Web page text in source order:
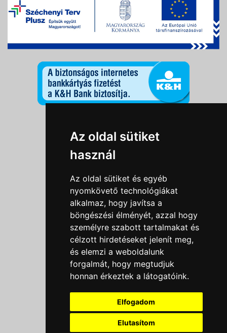
Az oldal sütiket
használ
Az oldal sütiket és egyéb
nyomkövető technológiákat
alkalmaz, hogy javítsa a
böngészési élményét, azzal hogy
személyre szabott tartalmakat és
célzott hirdetéseket jelenít meg,
és elemzi a weboldalunk
forgalmát, hogy megtudjuk
honnan érkeztek a látogatóink.
Elfogadom
Elutasítom
Információk
Általános szerződési feltételek
Impresszum
Nyereményjáték szabály
Outlet nap nyereményjáték szabályzat
Süti beállítások
Menü
Ajánlatkérés
Szakmai tippek / Újdonságok
Kapcsolat
Letölthető katalógusok
Rólunk